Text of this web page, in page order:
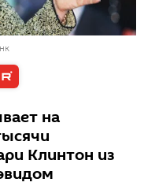
на
Клинтон из